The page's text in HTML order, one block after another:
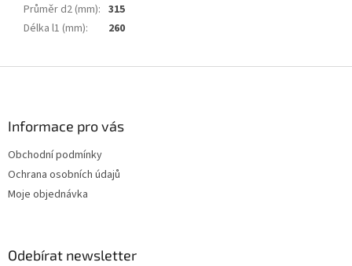
Průměr d2 (mm): 315
Délka l1 (mm): 260
Informace pro vás
Obchodní podmínky
Ochrana osobních údajů
Moje objednávka
Odebírat newsletter